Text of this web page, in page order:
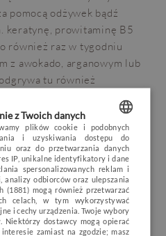
VOUCHER
I PAKIETY
DZIECI
SPA
& ACTIVE
pomocą odżywek bądź
keratynę, prowitaminę B5
również raz w tygodniu
z awokado, arganowym lub
tu również
są one wskaźnikiem
każdej kobiety.
SPA
POLISH
ENGLISH
GERMAN
CZECH
z Twoich danych
plików cookie i podobnych
i uzyskiwania dostępu do
oraz do przetwarzania danych
IP, unikalne identyfikatory i dane
spersonalizowanych reklam i
odbiorców oraz ulepszania
(1881)mogą również przetwarzać
celach, w tym wykorzystywać
i cechy urządzenia. Twoje wybory
Niektórzy dostawcy mogą opierać
zamiast na zgodzie; masz